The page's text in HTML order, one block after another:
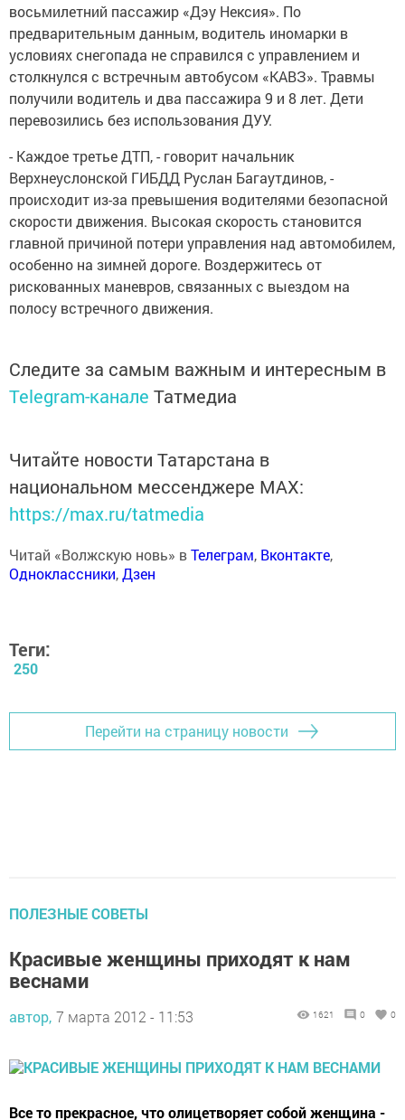
восьмилетний пассажир «Дэу Нексия». По
предварительным данным, водитель иномарки в
условиях снегопада не справился с управлением и
столкнулся с встречным автобусом «КАВЗ». Травмы
получили водитель и два пассажира 9 и 8 лет. Дети
перевозились без использования ДУУ.
- Каждое третье ДТП, - говорит начальник
Верхнеуслонской ГИБДД Руслан Багаутдинов, -
происходит из-за превышения водителями безопасной
скорости движения. Высокая скорость становится
главной причиной потери управления над автомобилем,
особенно на зимней дороге. Воздержитесь от
рискованных маневров, связанных с выездом на
полосу встречного движения.
Следите за самым важным и интересным в
Telegram-канале Татмедиа
Читайте новости Татарстана в
национальном мессенджере MАХ:
https://max.ru/tatmedia
Читай «Волжскую новь» вТелеграм, Вконтакте,
Одноклассники,Дзен
Теги:
250
Перейти на страницу новости
ПОЛЕЗНЫЕ СОВЕТЫ
Красивые женщины приходят к нам
веснами
автор, 7 марта 2012 - 11:53 1621 0 0
Все то прекрасное, что олицетворяет собой женщина -